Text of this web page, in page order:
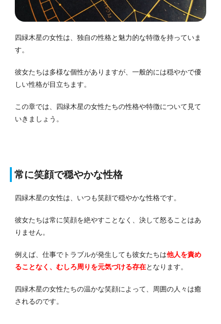
四緑木星の女性は、独自の性格と魅力的な特徴を持っていま
す。
彼女たちは多様な個性がありますが、一般的には穏やかで優
しい性格が目立ちます。
この章では、四緑木星の女性たちの性格や特徴について見て
いきましょう。
常に笑顔で穏やかな性格
四緑木星の女性は、いつも笑顔で穏やかな性格です。
彼女たちは常に笑顔を絶やすことなく、決して怒ることはあ
りません。
例えば、仕事でトラブルが発生しても彼女たちは他人を責め
ることなく、むしろ周りを元気づける存在となります。
四緑木星の女性たちの温かな笑顔によって、周囲の人々は癒
されるのです。